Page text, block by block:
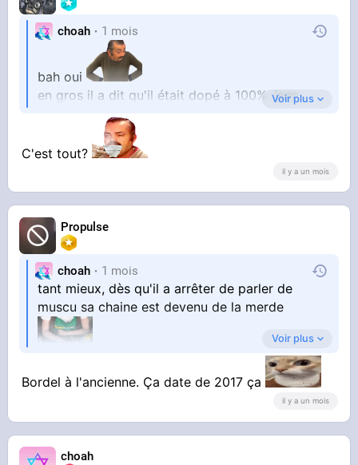
choah 1 mois
bah oui
en gros il a dit qu'il était dopé à 100%, jean
onche a ragé comme un porc et l'a insulté de
chinetok de merde qui devrait aller se suicider
car il est jaloux de lui et que tn dna a pas de
gros muscles
nofake hein
Voir plus
C'est tout?
il y a un mois
Propulse
choah 1 mois
tant mieux, dès qu'il a arrêter de parler de
muscu sa chaine est devenu de la merde
par contre, je m'en souviens de la grosse pls
qu'il a mis à jean onche qui a rager sur lui
ayaaaaaa
Voir plus
Bordel à l'ancienne. Ça date de 2017 ça
il y a un mois
choah